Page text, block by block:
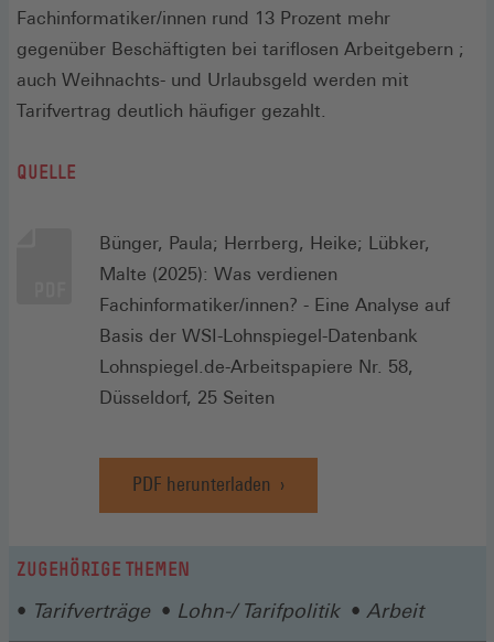
Fachinformatiker/innen rund 13 Prozent mehr
gegenüber Beschäftigten bei tariflosen Arbeitgebern ;
auch Weihnachts- und Urlaubsgeld werden mit
Tarifvertrag deutlich häufiger gezahlt.
QUELLE
Bünger, Paula; Herrberg, Heike; Lübker,
Malte (2025): Was verdienen
Fachinformatiker/innen? - Eine Analyse auf
Basis der WSI-Lohnspiegel-Datenbank
Lohnspiegel.de-Arbeitspapiere Nr. 58,
Düsseldorf, 25 Seiten
PDF herunterladen
ZUGEHÖRIGE THEMEN
Tarifverträge Lohn-/ Tarifpolitik Arbeit